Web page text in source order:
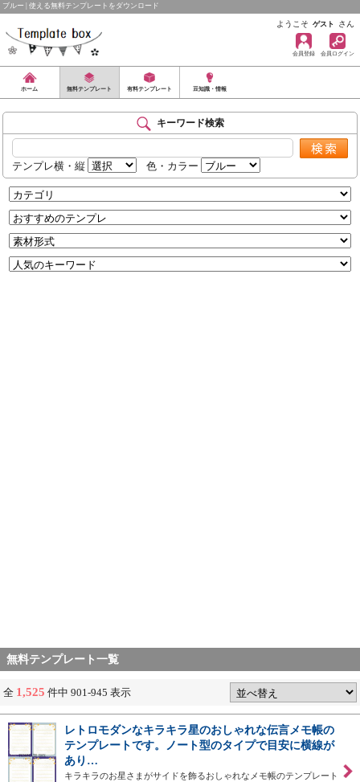
ブルー | 使える無料テンプレートをダウンロード
ようこそ ゲスト さん
会員登録 会員ログイン
ホーム 無料テンプレート 有料テンプレート 豆知識・情報
キーワード検索
テンプレ横・縦 色・カラー
無料テンプレート一覧
全 1,525 件中 901-945 表示
レトロモダンなキラキラ星のおしゃれな伝言メモ帳の
テンプレートです。ノート型のタイプで目安に横線が
あり…
キラキラのお星さまがサイドを飾るおしゃれなメモ帳のテンプレート